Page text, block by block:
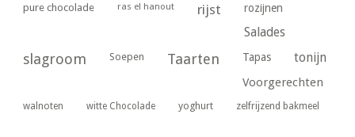
pure chocolade ras el hanout rijst rozijnen
Salades
slagroom Soepen Taarten Tapas tonijn
Voorgerechten
walnoten witte Chocolade yoghurt zelfrijzend bakmeel